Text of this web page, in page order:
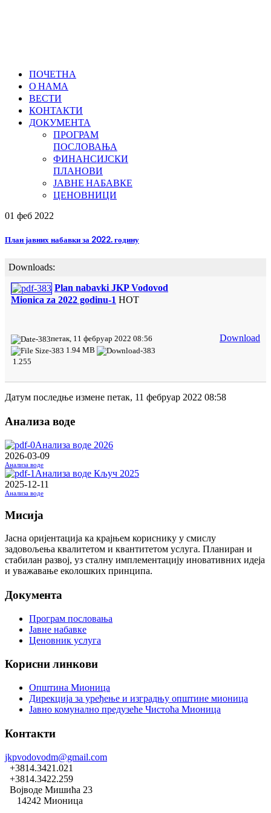
ПОЧЕТНА
О НАМА
ВЕСТИ
КОНТАКТИ
ДОКУМЕНТА
ПРОГРАМ
ПОСЛОВАЊА
ФИНАНСИЈСКИ
ПЛАНОВИ
ЈАВНЕ НАБАВКЕ
ЦЕНОВНИЦИ
01 феб 2022
План јавних набавки за 2022. годину
Downloads:
Plan nabavki JKP Vodovod
Mionica za 2022 godinu-1 HOT
петак, 11 фебруар 2022 08:56
1.94 MB
1.255
Download
Датум последње измене петак, 11 фебруар 2022 08:58
Анализа воде
Анализа воде 2026
2026-03-09
Анализа воде
Анализа воде Кључ 2025
2025-12-11
Анализа воде
Мисија
Јасна оријентација ка крајњем кориснику у смислу
задовољења квалитетом и квантитетом услуга. Планиран и
стабилан развој, уз сталну имплементацију иновативних идеја
и уважавање еколошких принципа.
Документа
Програм пословања
Јавне набавке
Ценовник услуга
Корисни линкови
Општина Мионица
Дирекција за уређење и изградњу општине мионица
Јавно комунално предузеће Чистоћа Мионица
Контакти
jkpvodovodm@gmail.com
+3814.3421.021
+3814.3422.259
Војводе Мишића 23
14242 Мионица